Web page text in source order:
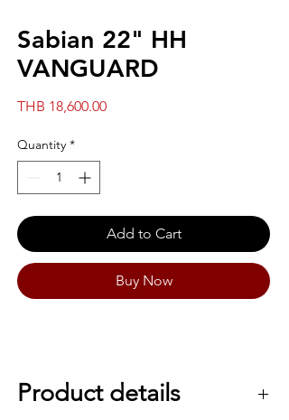
Sabian 22" HH
VANGUARD
THB 18,600.00Price
Quantity *
Add to Cart
Buy Now
Product details